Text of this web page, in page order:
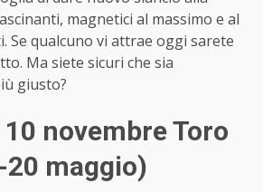
magnetici al massimo e al
Se qualcuno vi attrae oggi sarete
Ma siete sicuri che sia
giusto?
novembre Toro
maggio)